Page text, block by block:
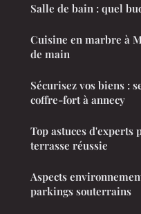
Salle de bain : quel
Cuisine en marbre à
de main
Sécurisez vos biens :
coffre-fort à annecy
Top astuces d'experts
terrasse réussie
Aspects
parkings souterrains